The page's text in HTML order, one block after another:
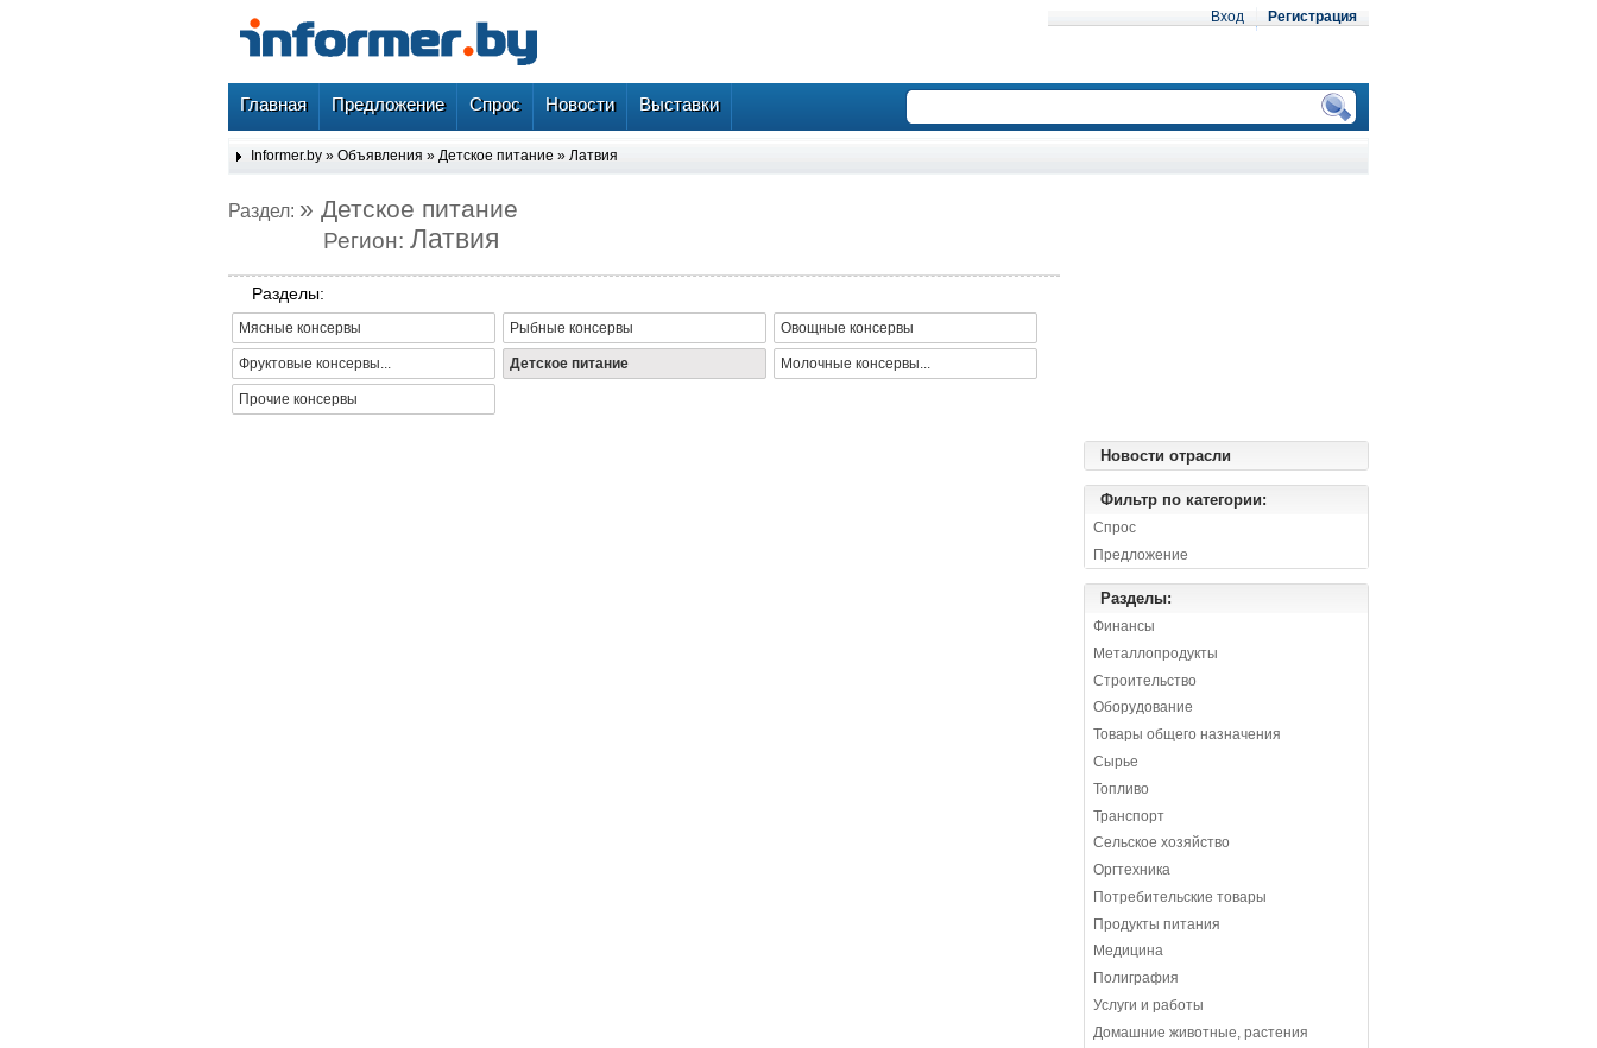
Вход Регистрация
Главная Предложение Спрос Новости Выставки
Informer.by » Объявления » Детское питание » Латвия
Раздел: » Детское питание
Регион: Латвия
Разделы:
Мясные консервы Рыбные консервы Овощные консервы
Фруктовые консервы... Детское питание Молочные консервы...
Прочие консервы
Новости отрасли
Фильтр по категории:
Спрос
Предложение
Разделы:
Финансы
Металлопродукты
Строительство
Оборудование
Товары общего назначения
Сырье
Топливо
Транспорт
Сельское хозяйство
Оргтехника
Потребительские товары
Продукты питания
Медицина
Полиграфия
Услуги и работы
Домашние животные, растения